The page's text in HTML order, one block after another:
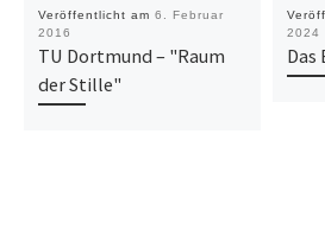
Veröffentlicht am 6. Februar
2016
TU Dortmund – "Raum
der Stille"
2024
Das